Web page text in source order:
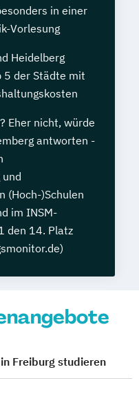
in einer
Vorlesung
Heidelberg
5 der Städte mit
Eher nicht, würde
antworten -
(Hoch-)Schulen
im INSM-
den 14. Platz
Freiburg studieren